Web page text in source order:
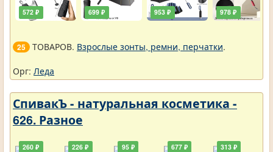
572 ₽ 699 ₽ 953 ₽ 978 ₽
25 ТОВАРОВ. Взрослые зонты, ремни, перчатки.
Орг: Леда
СпивакЪ - натуральная косметика -
626. Разное
260 ₽ 226 ₽ 95 ₽ 677 ₽ 313 ₽